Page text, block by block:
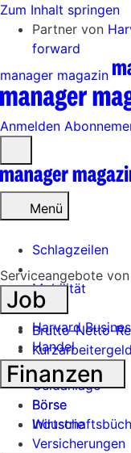
Zum Inhalt springen
Partner von
forward
manager magazin
Anmelden
öffnen
Menü
Schlagzeilen
Mobilität
Tech
Harvard
Handel
Banken
Geldanlage
Börse
Industrie
Serviceangebote
Job
Brutto-Netto-
Finanzen
Börse
Versicherungen